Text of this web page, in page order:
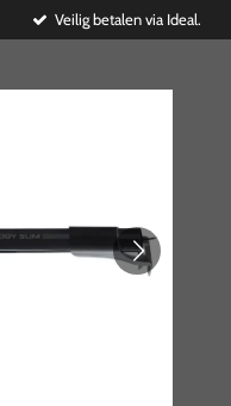
Veilig betalen via Ideal.